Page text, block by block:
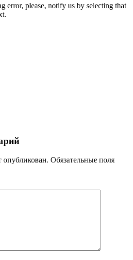
error, please, notify us by selecting that
опубликован. Обязательные поля